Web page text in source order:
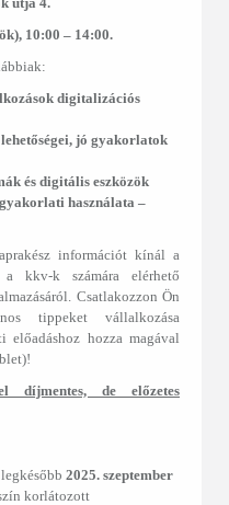
10:00 – 14:00.
digitalizációs
jó gyakorlatok
és digitális eszközök
használata ‒
információt kínál a
kkv-k számára elérhető
Csatlakozzon Ön
tippeket vállalkozása
előadáshoz hozza magával
díjmentes, de előzetes
2025. szeptember
korlátozott